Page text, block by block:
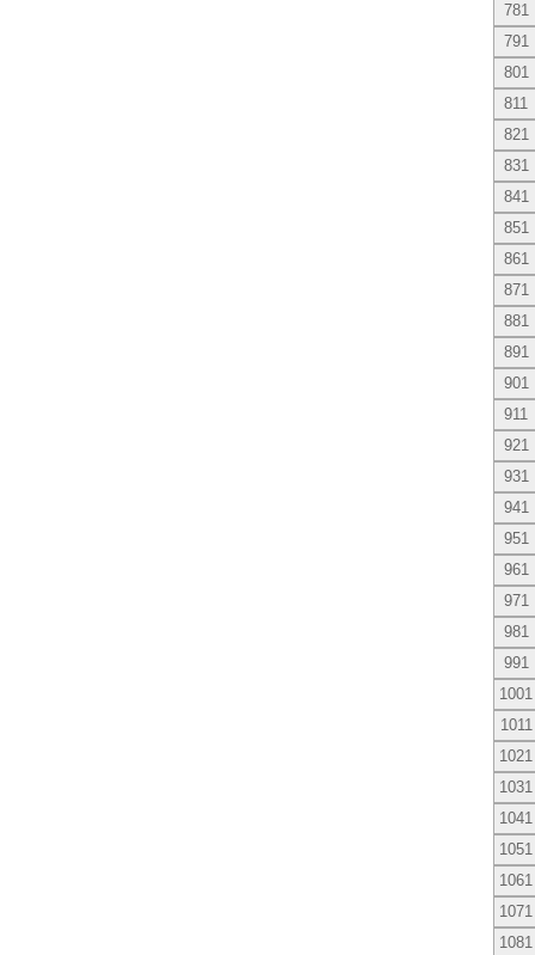
781
791
801
811
821
831
841
851
861
871
881
891
901
911
921
931
941
951
961
971
981
991
1001
1011
1021
1031
1041
1051
1061
1071
1081